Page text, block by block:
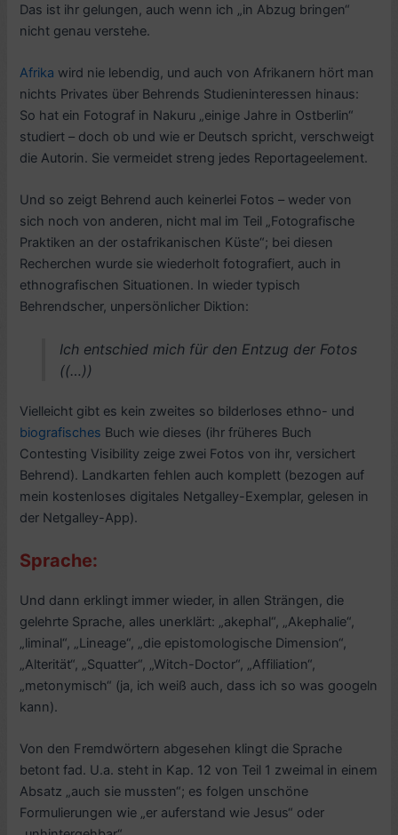
Das ist ihr gelungen, auch wenn ich „in Abzug bringen“
nicht genau verstehe.
Afrika wird nie lebendig, und auch von Afrikanern hört man
nichts Privates über Behrends Studieninteressen hinaus:
So hat ein Fotograf in Nakuru „einige Jahre in Ostberlin“
studiert – doch ob und wie er Deutsch spricht, verschweigt
die Autorin. Sie vermeidet streng jedes Reportageelement.
Und so zeigt Behrend auch keinerlei Fotos – weder von
sich noch von anderen, nicht mal im Teil „Fotografische
Praktiken an der ostafrikanischen Küste“; bei diesen
Recherchen wurde sie wiederholt fotografiert, auch in
ethnografischen Situationen. In wieder typisch
Behrendscher, unpersönlicher Diktion:
Ich entschied mich für den Entzug der Fotos
((…))
Vielleicht gibt es kein zweites so bilderloses ethno- und
biografisches Buch wie dieses (ihr früheres Buch
Contesting Visibility zeige zwei Fotos von ihr, versichert
Behrend). Landkarten fehlen auch komplett (bezogen auf
mein kostenloses digitales Netgalley-Exemplar, gelesen in
der Netgalley-App).
Sprache:
Und dann erklingt immer wieder, in allen Strängen, die
gelehrte Sprache, alles unerklärt: „akephal“, „Akephalie“,
„liminal“, „Lineage“, „die epistomologische Dimension“,
„Alterität“, „Squatter“, „Witch-Doctor“, „Affiliation“,
„metonymisch“ (ja, ich weiß auch, dass ich so was googeln
kann).
Von den Fremdwörtern abgesehen klingt die Sprache
betont fad. U.a. steht in Kap. 12 von Teil 1 zweimal in einem
Absatz „auch sie mussten“; es folgen unschöne
Formulierungen wie „er auferstand wie Jesus“ oder